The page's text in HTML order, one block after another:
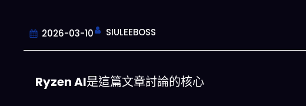
2026-03-10 SIULEEBOSS
Ryzen AI是這篇文章討論的核心